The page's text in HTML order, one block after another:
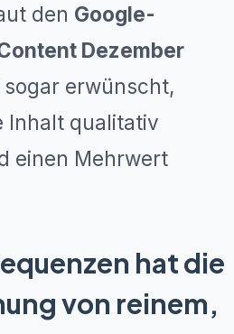
den Google-
Dezember
erwünscht,
Inhalt qualitativ
einen Mehrwert
hat die
von reinem,